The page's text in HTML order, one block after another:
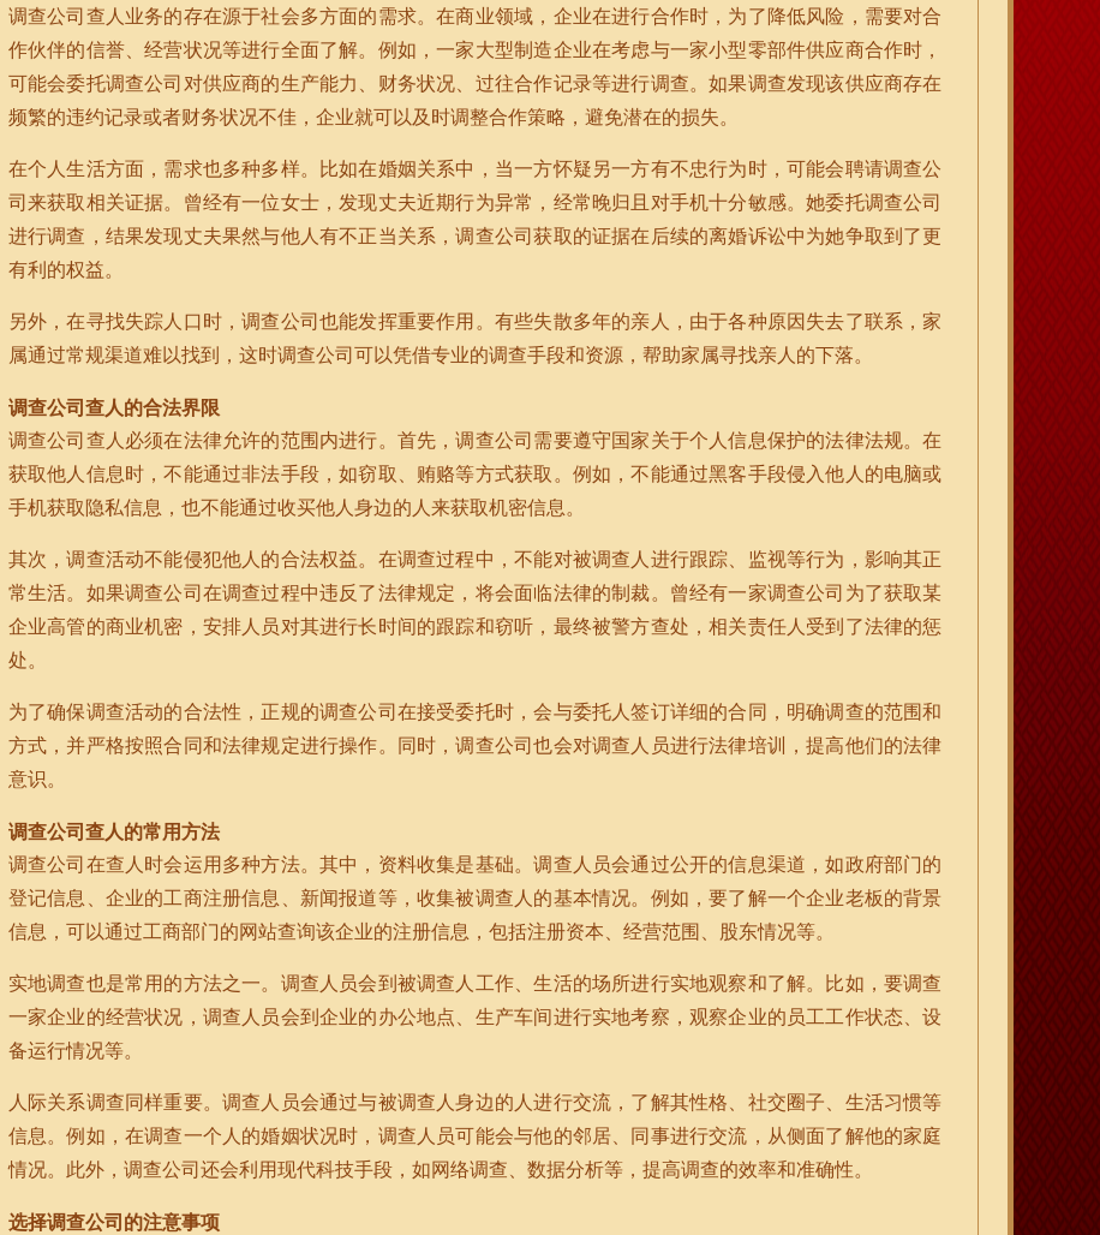
调查公司查人业务的存在源于社会多方面的需求。在商业领域，企业在进行合作时，为了降低风险，需要对合
作伙伴的信誉、经营状况等进行全面了解。例如，一家大型制造企业在考虑与一家小型零部件供应商合作时，
可能会委托调查公司对供应商的生产能力、财务状况、过往合作记录等进行调查。如果调查发现该供应商存在
频繁的违约记录或者财务状况不佳，企业就可以及时调整合作策略，避免潜在的损失。
在个人生活方面，需求也多种多样。比如在婚姻关系中，当一方怀疑另一方有不忠行为时，可能会聘请调查公
司来获取相关证据。曾经有一位女士，发现丈夫近期行为异常，经常晚归且对手机十分敏感。她委托调查公司
进行调查，结果发现丈夫果然与他人有不正当关系，调查公司获取的证据在后续的离婚诉讼中为她争取到了更
有利的权益。
另外，在寻找失踪人口时，调查公司也能发挥重要作用。有些失散多年的亲人，由于各种原因失去了联系，家
属通过常规渠道难以找到，这时调查公司可以凭借专业的调查手段和资源，帮助家属寻找亲人的下落。
调查公司查人的合法界限
调查公司查人必须在法律允许的范围内进行。首先，调查公司需要遵守国家关于个人信息保护的法律法规。在
获取他人信息时，不能通过非法手段，如窃取、贿赂等方式获取。例如，不能通过黑客手段侵入他人的电脑或
手机获取隐私信息，也不能通过收买他人身边的人来获取机密信息。
其次，调查活动不能侵犯他人的合法权益。在调查过程中，不能对被调查人进行跟踪、监视等行为，影响其正
常生活。如果调查公司在调查过程中违反了法律规定，将会面临法律的制裁。曾经有一家调查公司为了获取某
企业高管的商业机密，安排人员对其进行长时间的跟踪和窃听，最终被警方查处，相关责任人受到了法律的惩
处。
为了确保调查活动的合法性，正规的调查公司在接受委托时，会与委托人签订详细的合同，明确调查的范围和
方式，并严格按照合同和法律规定进行操作。同时，调查公司也会对调查人员进行法律培训，提高他们的法律
意识。
调查公司查人的常用方法
调查公司在查人时会运用多种方法。其中，资料收集是基础。调查人员会通过公开的信息渠道，如政府部门的
登记信息、企业的工商注册信息、新闻报道等，收集被调查人的基本情况。例如，要了解一个企业老板的背景
信息，可以通过工商部门的网站查询该企业的注册信息，包括注册资本、经营范围、股东情况等。
实地调查也是常用的方法之一。调查人员会到被调查人工作、生活的场所进行实地观察和了解。比如，要调查
一家企业的经营状况，调查人员会到企业的办公地点、生产车间进行实地考察，观察企业的员工工作状态、设
备运行情况等。
人际关系调查同样重要。调查人员会通过与被调查人身边的人进行交流，了解其性格、社交圈子、生活习惯等
信息。例如，在调查一个人的婚姻状况时，调查人员可能会与他的邻居、同事进行交流，从侧面了解他的家庭
情况。此外，调查公司还会利用现代科技手段，如网络调查、数据分析等，提高调查的效率和准确性。
选择调查公司的注意事项